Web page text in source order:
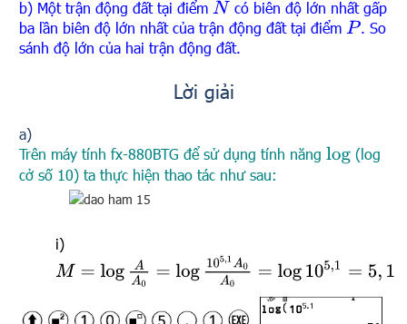
b) Một trận động đất tại điểm N
có biên độ lớn nhất gấp
ba lần biên độ lớn nhất của trận động đất tại điểm P . So
sánh độ lớn của hai trận động đất.
Lời giải
a)
Trên máy tính fx-880BTG để sử dụng tính năng log (log
cở số 10) ta thực hiện thao tác như sau:
i)
M = A A 0 log 5, 1 A 0A0=log 5 1 = 5 ,1